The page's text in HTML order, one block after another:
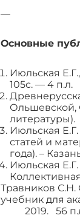
—
Основные
Июльская
105с. — 4 п.л.
Ольшевской,
литературы).
Июльская
статей и
года). –
Июльская
Травников
учебник для
2019. 56